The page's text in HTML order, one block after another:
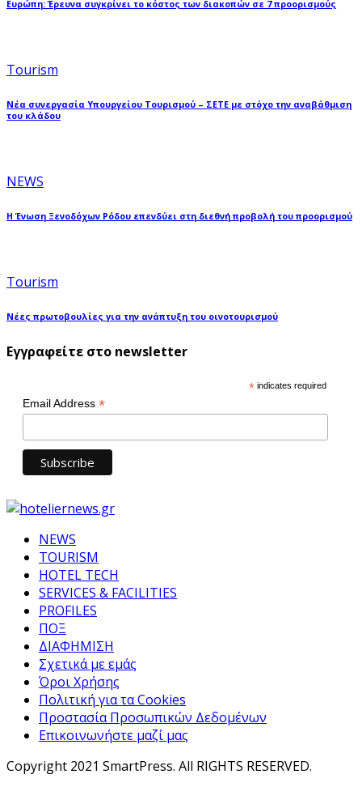
Ευρώπη: Έρευνα συγκρίνει το κόστος των διακοπών σε 7 προορισμούς
Tourism
Νέα συνεργασία Υπουργείου Τουρισμού – ΣΕΤΕ με στόχο την αναβάθμιση
του κλάδου
NEWS
Η Ένωση Ξενοδόχων Ρόδου επενδύει στη διεθνή προβολή του προορισμού
Tourism
Νέες πρωτοβουλίες για την ανάπτυξη του οινοτουρισμού
Εγγραφείτε στο newsletter
* indicates required
Email Address *
NEWS
TOURISM
HOTEL TECH
SERVICES & FACILITIES
PROFILES
ΠΟΞ
ΔΙΑΦΗΜΙΣΗ
Σχετικά με εμάς
Όροι Χρήσης
Πολιτική για τα Cookies
Προστασία Προσωπικών Δεδομένων
Επικοινωνήστε μαζί μας
Copyright 2021 SmartPress. All RIGHTS RESERVED.